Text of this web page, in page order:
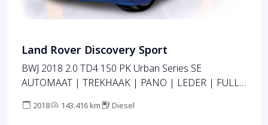
Land Rover Discovery Sport
BWJ 2018 2.0 TD4 150 PK Urban Series SE
AUTOMAAT | TREKHAAK | PANO | LEDER | FULL
CAMERA | BLUETOOTH | LMV | PDC
2018 143.416 km Diesel